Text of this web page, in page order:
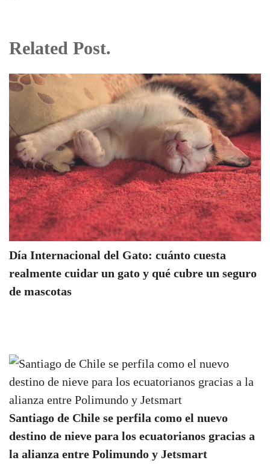
Related Post.
Día Internacional del Gato: cuánto cuesta
realmente cuidar un gato y qué cubre un seguro
de mascotas
Santiago de Chile se perfila como el nuevo
destino de nieve para los ecuatorianos gracias a
la alianza entre Polimundo y Jetsmart